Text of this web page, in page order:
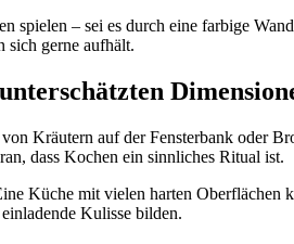
spielen – sei es durch eine farbige
sich gerne aufhält.
Kräutern auf der Fensterbank oder
dass Kochen ein sinnliches Ritual ist.
Küche mit vielen harten Oberflächen
Kulisse bilden.